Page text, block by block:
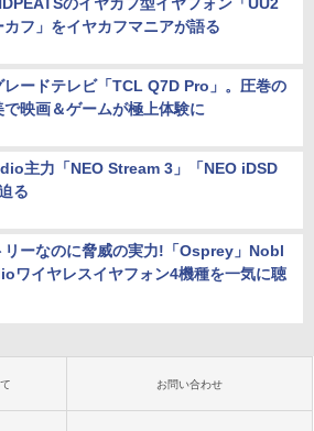
カフ」をイヤカフマニアが語る
レードテレビ「TCL Q7D Pro」。圧巻の
で映画＆ゲームが極上体験に
主力「NEO Stream 3」「NEO iDSD
る
リーなのに脅威の実力!「Osprey」Nobl
ワイヤレスイヤフォン4機種を一気に聴
お問い合わせ